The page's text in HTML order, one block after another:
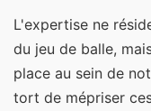
L'expertise ne
du jeu de balle,
place au sein de
tort de mépriser